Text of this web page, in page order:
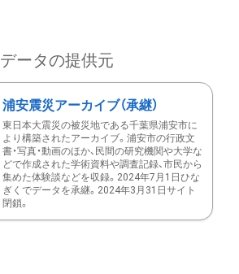
データの提供元
浦安震災アーカイブ（承継）
東日本大震災の被災地である千葉県浦安市に
より構築されたアーカイブ。浦安市の行政文
書・写真・動画のほか、民間の研究機関や大学な
どで作成された学術資料や調査記録、市民から
集めた体験談などを収録。2024年7月1日ひな
ぎくでデータを承継。2024年3月31日サイト
閉鎖。